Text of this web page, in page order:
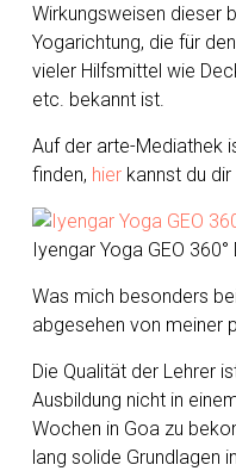
Wirkungsweisen dieser
Yogarichtung, die für
vieler Hilfsmittel wie
etc. bekannt ist.
Auf der arte-Mediathek
finden, hierkannst du dir
Iyengar Yoga GEO
Was mich besonders
abgesehen von meiner
Die Qualität der Lehrer
Ausbildung nicht in
Wochen in Goa zu
lang solide Grundlagen